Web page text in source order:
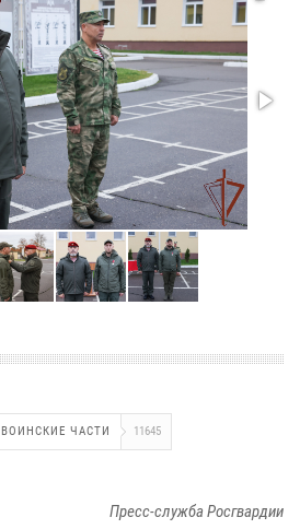
ВОИНСКИЕ ЧАСТИ 11645
Пресс-служба Росгвардии